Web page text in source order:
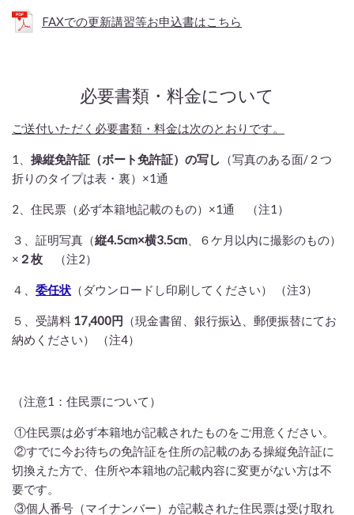
FAXでの更新講習等お申込書はこちら
必要書類・料金について
ご送付いただく必要書類・料金は次のとおりです。
1、 操縦免許証（ボート免許証）の写し （写真のある面/２つ
折りのタイプは表・裏）×1通
2、住民票（必ず本籍地記載のもの）×1通 （注1）
３、証明写真（縦4.5cm×横3.5cm 、６ケ月以内に撮影のもの）
× ２枚 （注2）
４、 委任状 （ダウンロードし印刷してください） （注3）
５、受講料 17,400円 （現金書留、銀行振込、郵便振替にてお
納めください） （注4）
（注意1：住民票について）
①住民票は必ず本籍地が記載されたものをご用意ください。
②すでに今お待ちの免許証を住所の記載のある操縦免許証に
切換えた方で、住所や本籍地の記載内容に変更がない方は不
要です。
③個人番号（マイナンバー）が記載された住民票は受け取れ